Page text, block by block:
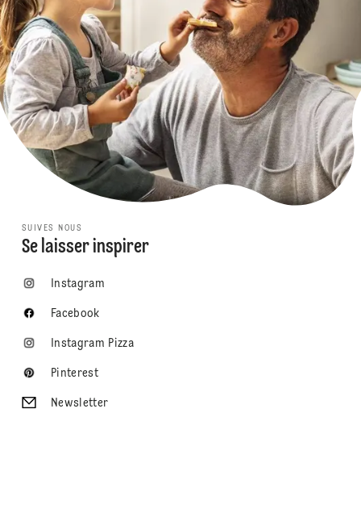
SUIVES NOUS
Se laisser inspirer
Instagram
Facebook
Instagram Pizza
Pinterest
Newsletter